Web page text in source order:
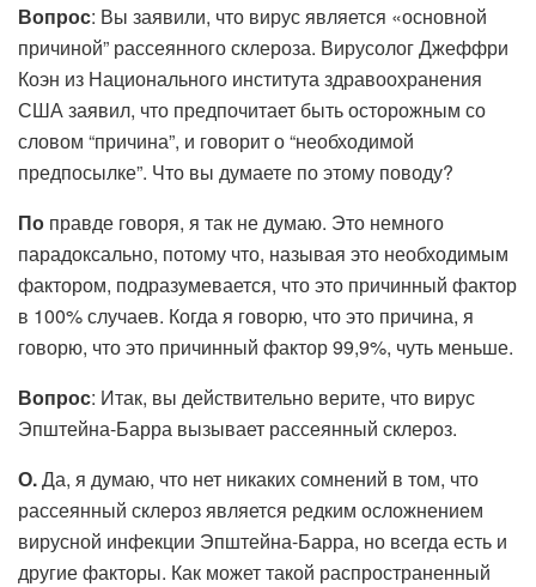
Вопрос: Вы заявили, что вирус является «основной
причиной” рассеянного склероза. Вирусолог Джеффри
Коэн из Национального института здравоохранения
США заявил, что предпочитает быть осторожным со
словом “причина”, и говорит о “необходимой
предпосылке”. Что вы думаете по этому поводу?
По правде говоря, я так не думаю. Это немного
парадоксально, потому что, называя это необходимым
фактором, подразумевается, что это причинный фактор
в 100% случаев. Когда я говорю, что это причина, я
говорю, что это причинный фактор 99,9%, чуть меньше.
Вопрос: Итак, вы действительно верите, что вирус
Эпштейна-Барра вызывает рассеянный склероз.
О.Да, я думаю, что нет никаких сомнений в том, что
рассеянный склероз является редким осложнением
вирусной инфекции Эпштейна-Барра, но всегда есть и
другие факторы. Как может такой распространенный